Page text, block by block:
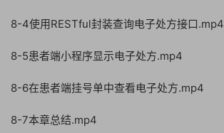
8-4使用RESTful封装查询电子处方接口.mp4
8-5患者端小程序显示电子处方.mp4
8-6在患者端挂号单中查看电子处方.mp4
8-7本章总结.mp4